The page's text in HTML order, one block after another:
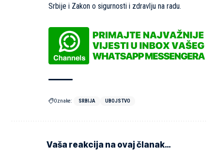
Srbije i Zakon o sigurnosti i zdravlju na radu.
Oznake: SRBIJA UBOJSTVO
Vaša reakcija na ovaj članak…